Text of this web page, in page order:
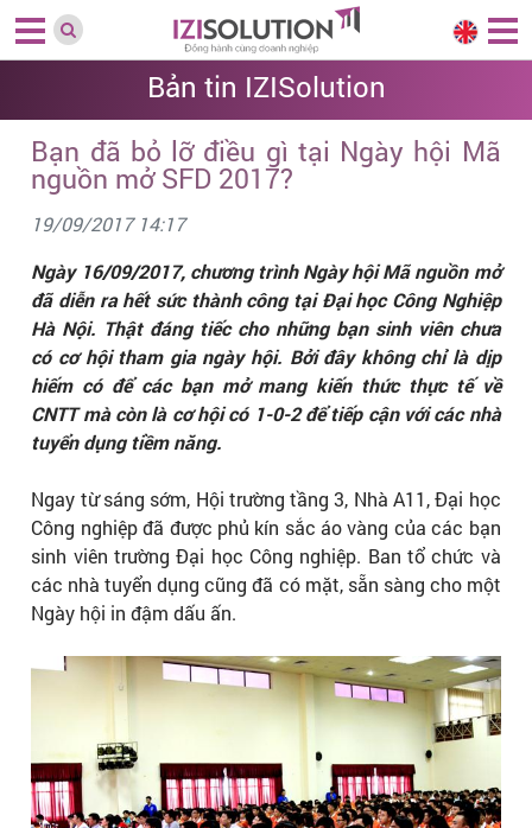
Bản tin IZISolution
Bạn đã bỏ lỡ điều gì tại Ngày hội Mã
nguồn mở SFD 2017?
19/09/2017 14:17
Ngày 16/09/2017, chương trình Ngày hội Mã nguồn mở
đã diễn ra hết sức thành công tại Đại học Công Nghiệp
Hà Nội. Thật đáng tiếc cho những bạn sinh viên chưa
có cơ hội tham gia ngày hội. Bởi đây không chỉ là dịp
hiếm có để các bạn mở mang kiến thức thực tế về
CNTT mà còn là cơ hội có 1-0-2 để tiếp cận với các nhà
tuyển dụng tiềm năng.
Ngay từ sáng sớm, Hội trường tầng 3, Nhà A11, Đại học
Công nghiệp đã được phủ kín sắc áo vàng của các bạn
sinh viên trường Đại học Công nghiệp. Ban tổ chức và
các nhà tuyển dụng cũng đã có mặt, sẵn sàng cho một
Ngày hội in đậm dấu ấn.